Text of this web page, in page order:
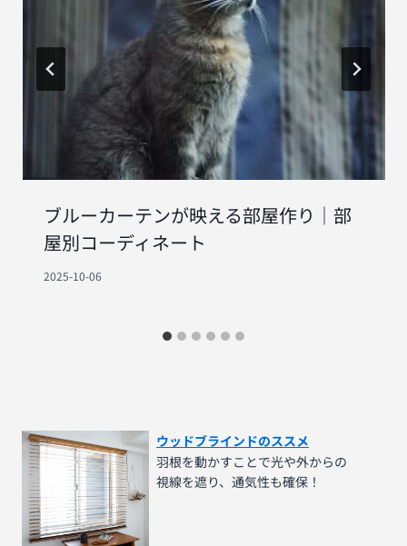
ブルーカーテンが映える部屋作り｜部
屋別コーディネート
2025-10-06
ウッドブラインドのススメ
羽根を動かすことで光や外からの
視線を遮り、通気性も確保！